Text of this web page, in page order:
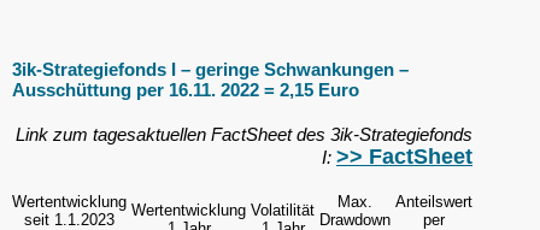
3ik-Strategiefonds I – geringe Schwankungen –
Ausschüttung per 16.11. 2022 = 2,15 Euro
Link zum tagesaktuellen FactSheet des 3ik-Strategiefonds
I: >> FactSheet
Wertentwicklung
seit 1.1.2023
Wertentwicklung Volatilität
Max.
Drawdown
Anteilswert
per